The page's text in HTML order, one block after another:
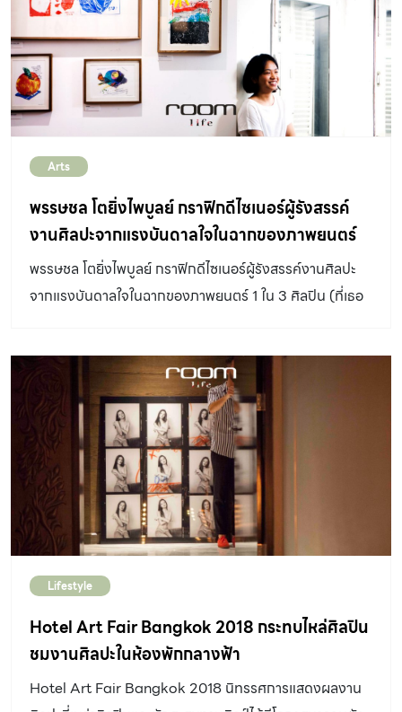
Arts
พรรษชล โตยิ่งไพบูลย์ กราฟิกดีไซเนอร์ผู้รังสรรค์
งานศิลปะจากแรงบันดาลใจในฉากของภาพยนตร์
พรรษชล โตยิ่งไพบูลย์ กราฟิกดีไซเนอร์ผู้รังสรรค์งานศิลปะ
จากแรงบันดาลใจในฉากของภาพยนตร์ 1 ใน 3 ศิลปิน (ที่เธอ
ผลงานจัดแสดงอยู่ในนิทรรศการ ACCIDENTALLY
PROFESSIONAL ขณะนี้
Lifestyle
Hotel Art Fair Bangkok 2018 กระทบไหล่ศิลปิน
ชมงานศิลปะในห้องพักกลางฟ้า
Hotel Art Fair Bangkok 2018 นิทรรศการแสดงผลงาน